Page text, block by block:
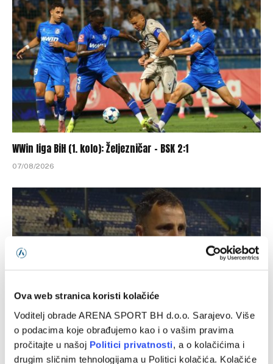
Ova web stranica koristi kolačiće
Voditelj obrade ARENA SPORT BH d.o.o. Sarajevo. Više
o podacima koje obrađujemo kao i o vašim pravima
pročitajte u našoj Politici privatnosti, a o kolačićima i
drugim sličnim tehnologijama u Politici kolačića. Kolačiće
WWin liga BiH (1. kolo): Željezničar – BSK 2:1
07/08/2026
Puzigaća: Drago mi je što moji igrači nisu podlegli
atmosferi